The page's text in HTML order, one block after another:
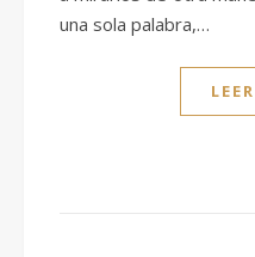
una sola palabra,…